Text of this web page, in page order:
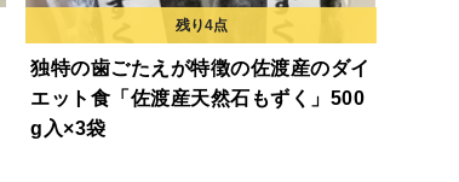
独特の歯ごたえが特徴の佐渡産のダイ
エット食「佐渡産天然石もずく」500
g入×3袋